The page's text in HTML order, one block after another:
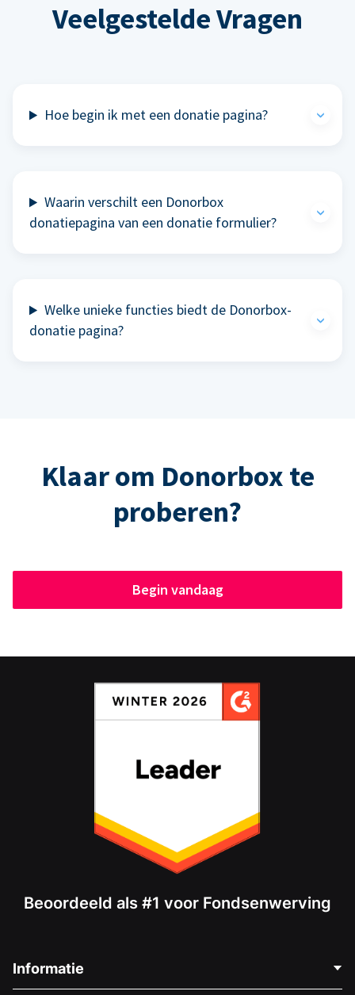
Veelgestelde Vragen
Hoe begin ik met een donatie pagina?
Waarin verschilt een Donorbox
donatiepagina van een donatie formulier?
Welke unieke functies biedt de Donorbox-
donatie pagina?
Klaar om Donorbox te
proberen?
Begin vandaag
Beoordeeld als #1 voor Fondsenwerving
Informatie